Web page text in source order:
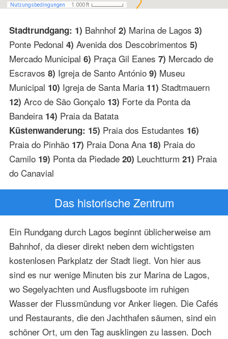
Stadtrundgang: 1) Bahnhof 2) Marina de Lagos 3)
Ponte Pedonal 4) Avenida dos Descobrimentos 5)
Mercado Municipal 6) Praça Gil Eanes 7) Mercado de
Escravos 8) Igreja de Santo António 9) Museu
Municipal 10) Igreja de Santa Maria 11) Stadtmauern
12) Arco de São Gonçalo 13) Forte da Ponta da
Bandeira 14) Praia da Batata
Küstenwanderung: 15) Praia dos Estudantes 16)
Praia do Pinhão 17) Praia Dona Ana 18) Praia do
Camilo 19) Ponta da Piedade 20) Leuchtturm 21) Praia
do Canavial
Das historische Zentrum
Ein Rundgang durch Lagos beginnt üblicherweise am
Bahnhof, da dieser direkt neben dem wichtigsten
kostenlosen Parkplatz der Stadt liegt. Von hier aus
sind es nur wenige Minuten bis zur Marina de Lagos,
wo Segelyachten und Ausflugsboote im ruhigen
Wasser der Flussmündung vor Anker liegen. Die Cafés
und Restaurants, die den Jachthafen säumen, sind ein
schöner Ort, um den Tag ausklingen zu lassen. Doch